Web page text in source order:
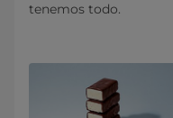
tenemos todo.